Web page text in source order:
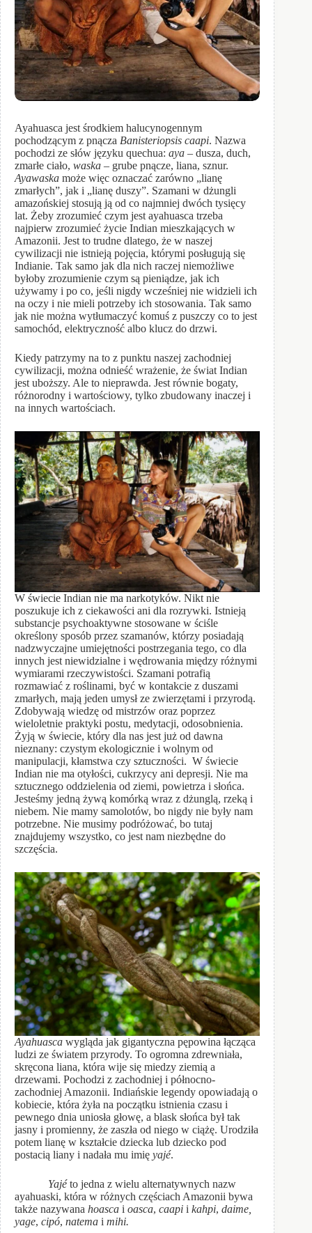
Ayahuasca jest środkiem halucynogennym
pochodzącym z pnącza Banisteriopsis caapi. Nazwa
pochodzi ze słów języku quechua: aya – dusza, duch,
zmarłe ciało, waska – grube pnącze, liana, sznur.
Ayawaska może więc oznaczać zarówno „lianę
zmarłych”, jak i „lianę duszy”. Szamani w dżungli
amazońskiej stosują ją od co najmniej dwóch tysięcy
lat. Żeby zrozumieć czym jest ayahuasca trzeba
najpierw zrozumieć życie Indian mieszkających w
Amazonii. Jest to trudne dlatego, że w naszej
cywilizacji nie istnieją pojęcia, którymi posługują się
Indianie. Tak samo jak dla nich raczej niemożliwe
byłoby zrozumienie czym są pieniądze, jak ich
używamy i po co, jeśli nigdy wcześniej nie widzieli ich
na oczy i nie mieli potrzeby ich stosowania. Tak samo
jak nie można wytłumaczyć komuś z puszczy co to jest
samochód, elektryczność albo klucz do drzwi.
Kiedy patrzymy na to z punktu naszej zachodniej
cywilizacji, można odnieść wrażenie, że świat Indian
jest uboższy. Ale to nieprawda. Jest równie bogaty,
różnorodny i wartościowy, tylko zbudowany inaczej i
na innych wartościach.
W świecie Indian nie ma narkotyków. Nikt nie
poszukuje ich z ciekawości ani dla rozrywki. Istnieją
substancje psychoaktywne stosowane w ściśle
określony sposób przez szamanów, którzy posiadają
nadzwyczajne umiejętności postrzegania tego, co dla
innych jest niewidzialne i wędrowania między różnymi
wymiarami rzeczywistości. Szamani potrafią
rozmawiać z roślinami, być w kontakcie z duszami
zmarłych, mają jeden umysł ze zwierzętami i przyrodą.
Zdobywają wiedzę od mistrzów oraz poprzez
wieloletnie praktyki postu, medytacji, odosobnienia.
Żyją w świecie, który dla nas jest już od dawna
nieznany: czystym ekologicznie i wolnym od
manipulacji, kłamstwa czy sztuczności. W świecie
Indian nie ma otyłości, cukrzycy ani depresji. Nie ma
sztucznego oddzielenia od ziemi, powietrza i słońca.
Jesteśmy jedną żywą komórką wraz z dżunglą, rzeką i
niebem. Nie mamy samolotów, bo nigdy nie były nam
potrzebne. Nie musimy podróżować, bo tutaj
znajdujemy wszystko, co jest nam niezbędne do
szczęścia.
Ayahuasca wygląda jak gigantyczna pępowina łącząca
ludzi ze światem przyrody. To ogromna zdrewniała,
skręcona liana, która wije się miedzy ziemią a
drzewami. Pochodzi z zachodniej i północno-
zachodniej Amazonii. Indiańskie legendy opowiadają o
kobiecie, która żyła na początku istnienia czasu i
pewnego dnia uniosła głowę, a blask słońca był tak
jasny i promienny, że zaszła od niego w ciążę. Urodziła
potem lianę w kształcie dziecka lub dziecko pod
postacią liany i nadała mu imię yajé.
Yajéto jedna z wielu alternatywnych nazw
ayahuaski, która w różnych częściach Amazonii bywa
także nazywana hoasca i oasca, caapi i kahpi, daime,
yage, cipó, natema i mihi.